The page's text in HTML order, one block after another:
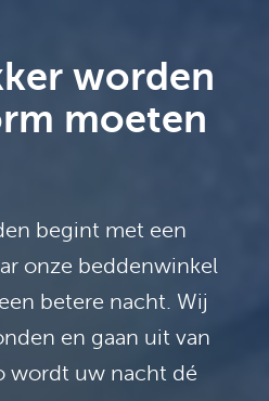
worden
moeten
begint met een
onze beddenwinkel
betere nacht. Wij
en gaan uit van
wordt uw nacht dé